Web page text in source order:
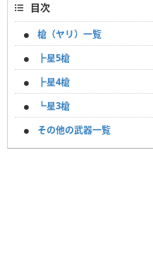
目次
槍（ヤリ）一覧
┣星5槍
┣星4槍
┗星3槍
その他の武器一覧